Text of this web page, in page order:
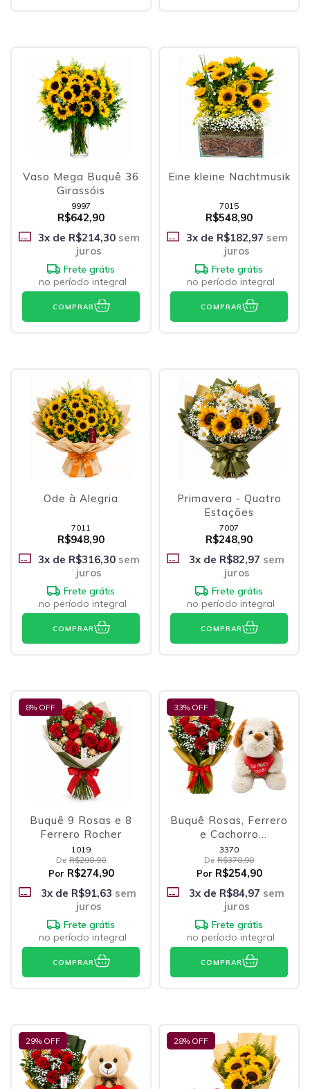
Vaso Mega Buquê 36
Girassóis
9997
R$642,90
3x de R$214,30sem
juros
Frete grátis
no período integral
COMPRAR
Eine kleine Nachtmusik
7015
R$548,90
3x de R$182,97 sem
juros
Frete grátis
no período integral
COMPRAR
Ode à Alegria
7011
R$948,90
3x de R$316,30sem
juros
Frete grátis
no período integral
COMPRAR
Primavera - Quatro
Estações
7007
R$248,90
3x de R$82,97 sem
juros
Frete grátis
no período integral
COMPRAR
8% OFF
Buquê 9 Rosas e 8
Ferrero Rocher
1019
De R$298,90
Por R$274,90
3x de R$91,63 sem
juros
Frete grátis
no período integral
COMPRAR
33% OFF
Buquê Rosas, Ferrero
e Cachorro
Apaixonado
3370
De R$378,90
Por R$254,90
3x de R$84,97 sem
juros
Frete grátis
no período integral
COMPRAR
29% OFF 28% OFF